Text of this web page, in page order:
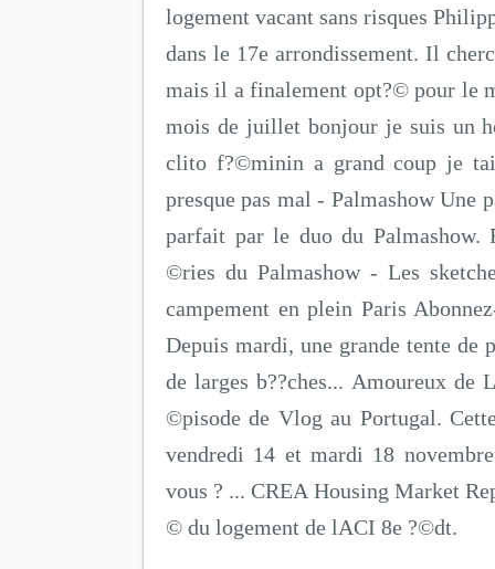
logement vacant sans risques
dans le 17e arrondissement. Il
mais il a finalement opt?© pour le
mois de juillet bonjour je suis un
clito f?©minin a grand coup je
presque pas mal - Palmashow Une
parfait par le duo du Palmashow.
©ries du Palmashow - Les
campement en plein Paris
Depuis mardi, une grande tente de
de larges b??ches... Amoureux de
©pisode de Vlog au Portugal.
vendredi 14 et mardi 18
vous ? ... CREA Housing Market
© du logement de lACI 8e ?©dt.